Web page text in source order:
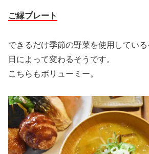
ご縁プレート
できるだけ季節の野菜を使用してい
日によって変わるそうです。
こちらもボリューミー。